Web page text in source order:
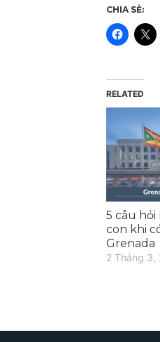
CHIA SẺ:
RELATED
5 câu hỏi
con khi
Grenada
2 Tháng 3,